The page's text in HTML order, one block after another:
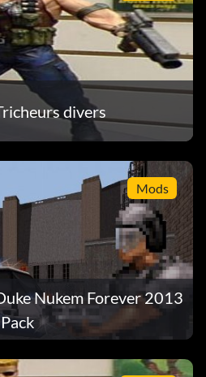
divers
Mods
Nukem Forever 2013